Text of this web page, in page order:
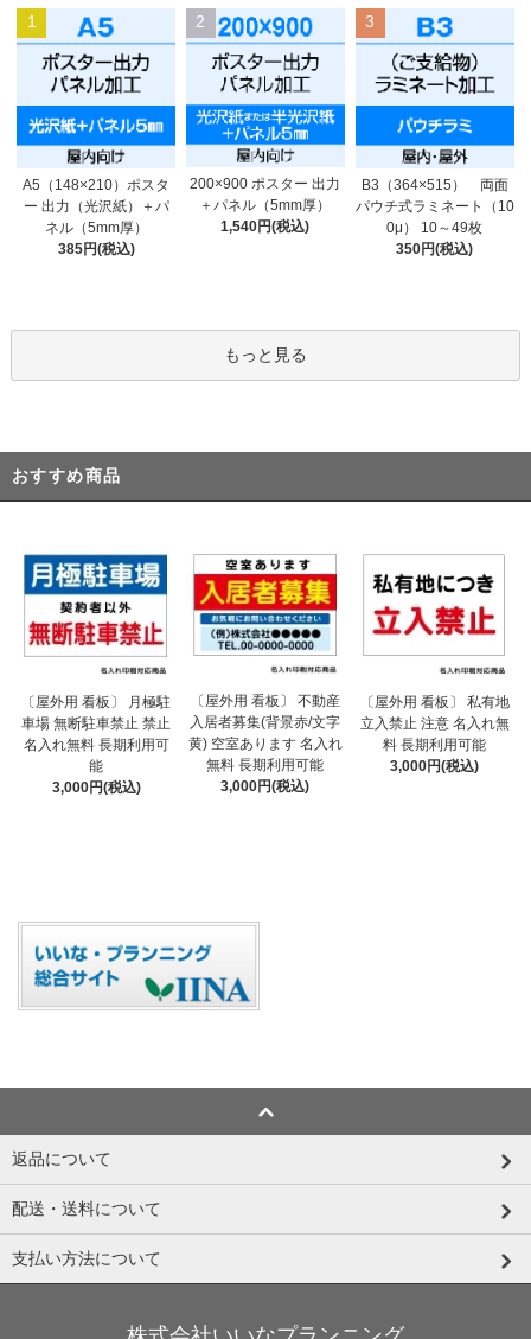
1
A5（148×210）ポスタ
ー 出力（光沢紙）＋パ
ネル（5mm厚）
385円(税込)
2
200×900 ポスター 出力
＋パネル（5mm厚）
1,540円(税込)
3
B3（364×515） 両面
パウチ式ラミネート（10
0μ） 10～49枚
350円(税込)
もっと見る
おすすめ商品
〔屋外用 看板〕 月極駐
車場 無断駐車禁止 禁止
名入れ無料 長期利用可
能
3,000円(税込)
〔屋外用 看板〕 不動産
入居者募集(背景赤/文字
黄) 空室あります 名入れ
無料 長期利用可能
3,000円(税込)
〔屋外用 看板〕 私有地
立入禁止 注意 名入れ無
料 長期利用可能
3,000円(税込)
返品について
配送・送料について
支払い方法について